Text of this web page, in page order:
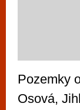
Pozemky
Osová,